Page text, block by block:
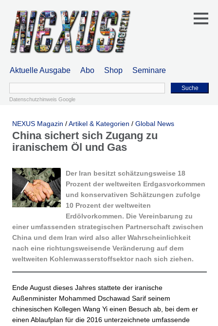
Aktuelle Ausgabe Abo Shop Seminare
Suche
Datenschutzhinweis Google
NEXUS Magazin /Artikel & Kategorien / Global News
China sichert sich Zugang zu
iranischem Öl und Gas
Der Iran besitzt schätzungsweise 18
Prozent der weltweiten Erdgasvorkommen
und konservativen Schätzungen zufolge
10 Prozent der weltweiten
Erdölvorkommen. Die Vereinbarung zu
einer umfassenden strategischen Partnerschaft zwischen
China und dem Iran wird also aller Wahrscheinlichkeit
nach eine richtungsweisende Veränderung auf dem
weltweiten Kohlenwasserstoffsektor nach sich ziehen.
Ende August dieses Jahres stattete der iranische
Außenminister Mohammed Dschawad Sarif seinem
chinesischen Kollegen Wang Yi einen Besuch ab, bei dem er
einen Ablaufplan für die 2016 unterzeichnete umfassende